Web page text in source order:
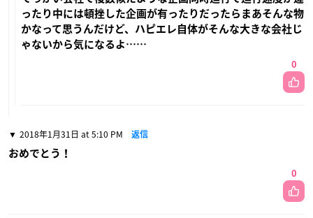
ったり中には頓挫した企画が有ったりだったらまあそんな物
かなって思うんだけど、ハピエレ自体がそんな大きな会社じ
ゃないから気になるよ……
0
2018年1月31日 at 5:10 PM 返信
おめでとう！
0